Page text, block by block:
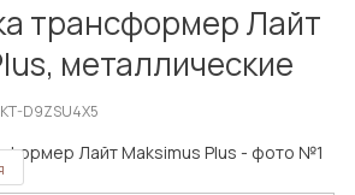
трансформер Лайт
металлические
D9ZSU4X5